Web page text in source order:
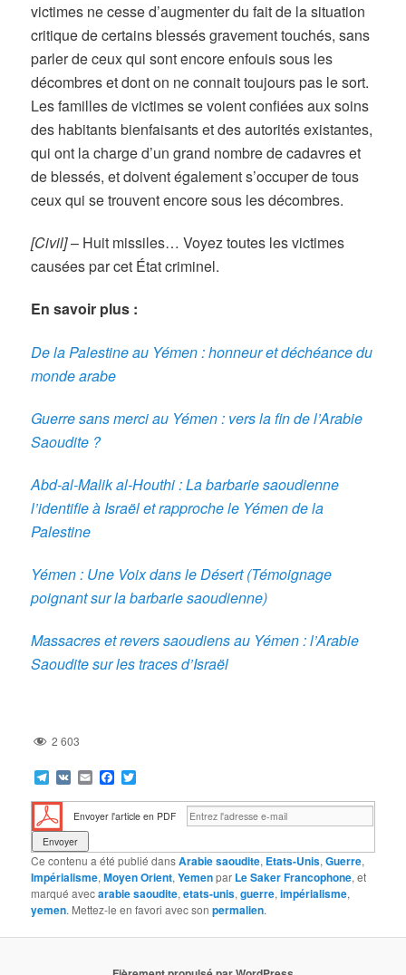
victimes ne cesse d’augmenter du fait de la situation
critique de certains blessés gravement touchés, sans
parler de ceux qui sont encore enfouis sous les
décombres et dont on ne connait toujours pas le sort.
Les familles de victimes se voient confiées aux soins
des habitants bienfaisants et des autorités existantes,
qui ont la charge d’un grand nombre de cadavres et
de blessés, et doivent également s’occuper de tous
ceux qui se trouvent encore sous les décombres.
[Civil]– Huit missiles… Voyez toutes les victimes
causées par cet État criminel.
En savoir plus :
De la Palestine au Yémen : honneur et déchéance du
monde arabe
Guerre sans merci au Yémen : vers la fin de l’Arabie
Saoudite ?
Abd-al-Malik al-Houthi : La barbarie saoudienne
l’identifie à Israël et rapproche le Yémen de la
Palestine
Yémen : Une Voix dans le Désert (Témoignage
poignant sur la barbarie saoudienne)
Massacres et revers saoudiens au Yémen : l’Arabie
Saoudite sur les traces d’Israël
2 603
Telegram
VK EmailFacebook
Envoyer l'article en PDF
Ce contenu a été publié dansArabie saoudite, Etats-Unis,Guerre,
Impérialisme,Moyen Orient,Yemenpar Le Saker Francophone, et
marqué avecarabie saoudite,etats-unis,guerre,impérialisme,
yemen. Mettez-le en favori avec sonpermalien.